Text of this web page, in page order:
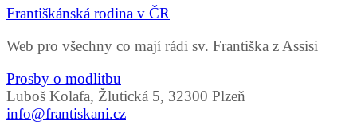
Františkánská rodina v ČR
Web pro všechny co mají rádi sv. Františka z Assisi
Prosby o modlitbu
Luboš Kolafa, Žlutická 5, 32300 Plzeň
info@frantiskani.cz